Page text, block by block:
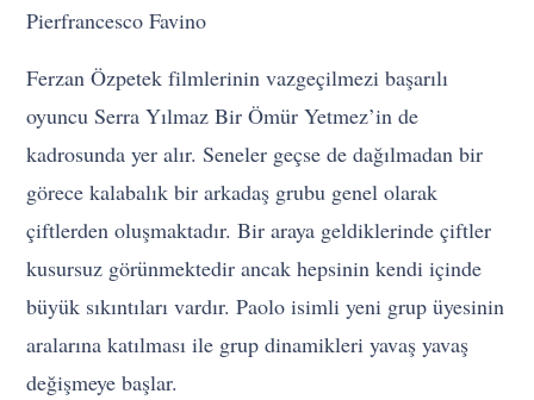
Pierfrancesco Favino
Ferzan Özpetek filmlerinin vazgeçilmezi başarılı
oyuncu Serra Yılmaz Bir Ömür Yetmez’in de
kadrosunda yer alır. Seneler geçse de dağılmadan bir
görece kalabalık bir arkadaş grubu genel olarak
çiftlerden oluşmaktadır. Bir araya geldiklerinde çiftler
kusursuz görünmektedir ancak hepsinin kendi içinde
büyük sıkıntıları vardır. Paolo isimli yeni grup üyesinin
aralarına katılması ile grup dinamikleri yavaş yavaş
değişmeye başlar.